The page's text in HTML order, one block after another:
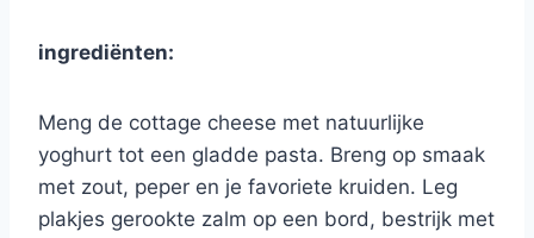
ingrediënten:
Meng de cottage cheese met natuurlijke
yoghurt tot een gladde pasta. Breng op smaak
met zout, peper en je favoriete kruiden. Leg
plakjes gerookte zalm op een bord, bestrijk met